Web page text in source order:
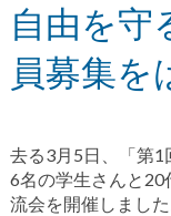
自由を守
員募集を
去る3月5日、「第1
6名の学生さんと20
流会を開催しまし